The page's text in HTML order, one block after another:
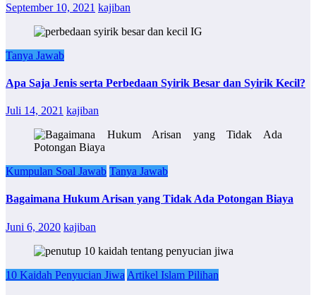
September 10, 2021 kajiban
Tanya Jawab
Apa Saja Jenis serta Perbedaan Syirik Besar dan Syirik Kecil?
Juli 14, 2021 kajiban
Kumpulan Soal Jawab Tanya Jawab
Bagaimana Hukum Arisan yang Tidak Ada Potongan Biaya
Juni 6, 2020 kajiban
10 Kaidah Penyucian Jiwa Artikel Islam Pilihan